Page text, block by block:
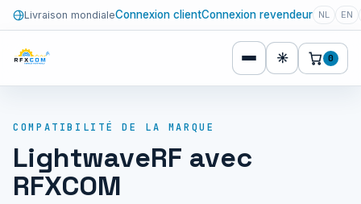
Livraison mondialeConnexion clientConnexion revendeur NL EN
☀ 0
COMPATIBILITÉ DE LA MARQUE
LightwaveRF avec
RFXCOM